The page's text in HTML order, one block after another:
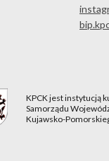
KPCK jest instytucją
Samorządu
Kujawsko-